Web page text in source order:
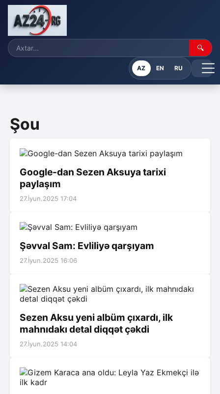
🔍
AZ EN RU
Şou
Google-dan Sezen Aksuya tarixi
paylaşım
27.İyun.2025 17:04
Şəvval Sam: Evliliyə qarşıyam
27.İyun.2025 16:06
Sezen Aksu yeni albüm çıxardı, ilk
mahnıdakı detal diqqət çəkdi
27.İyun.2025 14:04